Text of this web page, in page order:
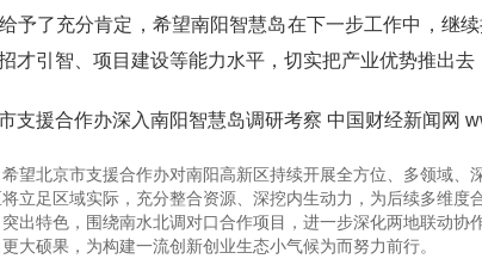
予了充分肯定，希望南阳智慧岛在下一步工作中，继
才引智、项目建设等能力水平，切实把产业优势推出去
望北京市支援合作办对南阳高新区持续开展全方位、多领域、
立足区域实际，充分整合资源、深挖内生动力，为后续多维度
出特色，围绕南水北调对口合作项目，进一步深化两地联动协
大硕果，为构建一流创新创业生态小气候为而努力前行。